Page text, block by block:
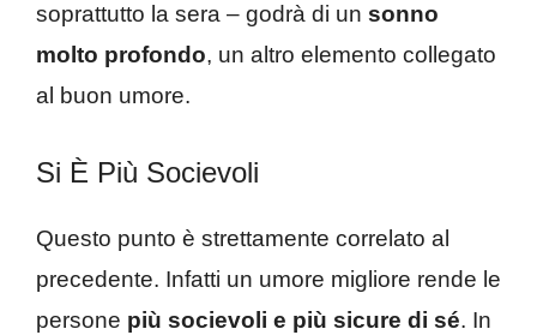
soprattutto la sera – godrà di un sonno
molto profondo, un altro elemento collegato
al buon umore.
Si È Più Socievoli
Questo punto è strettamente correlato al
precedente. Infatti un umore migliore rende le
persone più socievoli e più sicure di sé. In